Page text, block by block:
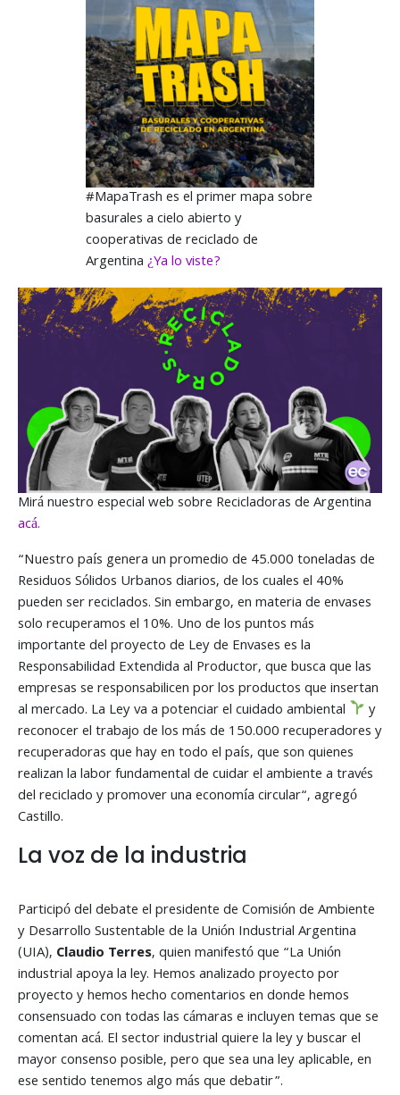
#MapaTrash es el primer mapa sobre
basurales a cielo abierto y
cooperativas de reciclado de
Argentina¿Ya lo viste?
Mirá nuestro especial web sobre Recicladoras de Argentina
acá.
“Nuestro país genera un promedio de 45.000 toneladas de
Residuos Sólidos Urbanos diarios, de los cuales el 40%
pueden ser reciclados. Sin embargo, en materia de envases
solo recuperamos el 10%. Uno de los puntos más
importante del proyecto de Ley de Envases es la
Responsabilidad Extendida al Productor, que busca que las
empresas se responsabilicen por los productos que insertan
al mercado. La Ley va a potenciar el cuidado ambiental
y
reconocer el trabajo de los más de 150.000 recuperadores y
recuperadoras que hay en todo el país, que son quienes
realizan la labor fundamental de cuidar el ambiente a través
del reciclado y promover una economía circular“, agregó
Castillo.
La voz de la industria
Participó del debate el presidente de Comisión de Ambiente
y Desarrollo Sustentable de la Unión Industrial Argentina
(UIA), Claudio Terres, quien manifestó que “La Unión
industrial apoya la ley. Hemos analizado proyecto por
proyecto y hemos hecho comentarios en donde hemos
consensuado con todas las cámaras e incluyen temas que se
comentan acá. El sector industrial quiere la ley y buscar el
mayor consenso posible, pero que sea una ley aplicable, en
ese sentido tenemos algo más que debatir”.